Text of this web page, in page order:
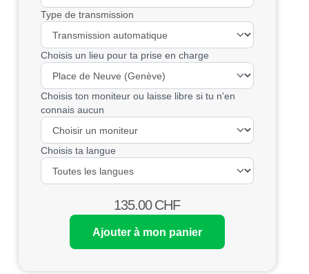
Type de transmission
Choisis un lieu pour ta prise en charge
Choisis ton moniteur ou laisse libre si tu n'en
connais aucun
Choisis ta langue
135.00CHF
Ajouter à mon panier